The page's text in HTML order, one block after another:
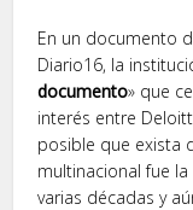
En un documento
Diario16, la
documento» que
interés entre
posible que exista
multinacional fue
varias décadas y